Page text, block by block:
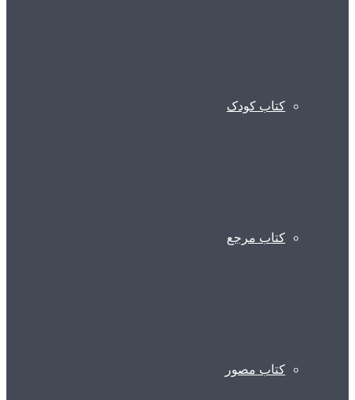
کتاب کودک
کتاب مرجع
کتاب مصور